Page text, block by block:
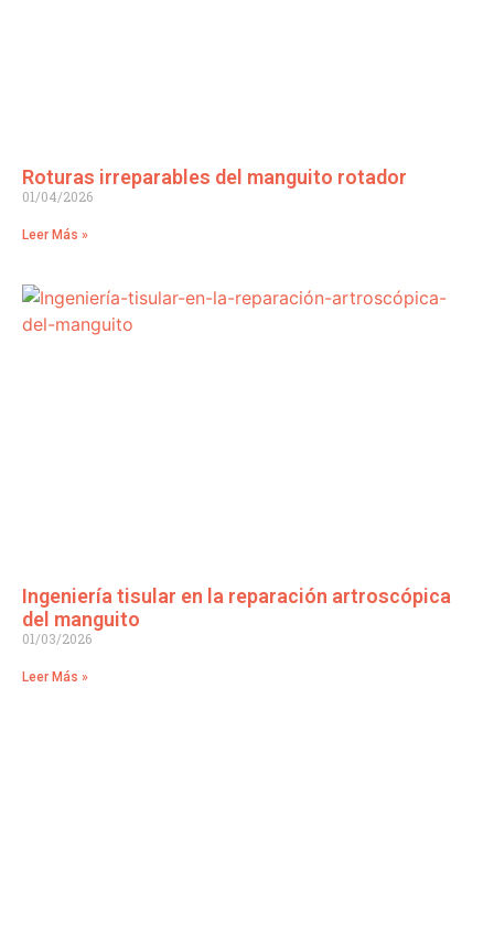
Roturas irreparables del manguito rotador
01/04/2026
Leer Más »
Ingeniería tisular en la reparación artroscópica
del manguito
01/03/2026
Leer Más »